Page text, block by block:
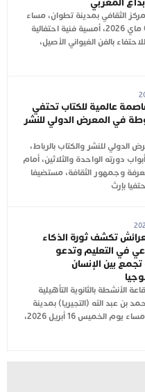
الثقافي بمدينة تطوان، مساء
السبت 09 ماي 2026، أمسية فنية احتفالية
بالفن الغيواني الأصيل،
عالمية للكتاب تحتفي
في المعرض الدولي للنشر
الدولي للنشر والكتاب بالرباط،
دورته الواحدة والثلاثين، أمام
وجمهور الثقافة، مستضيفا
بإرث
تكشف ثورة الذكاء
في التعليم وتدعو
بين الإنسان
الأنشطة بالثانوية التأهيلية
بن عبد الله (التجيريا) بمدينة
العرائش، مساء يوم الخميس 16 أبريل 2026،